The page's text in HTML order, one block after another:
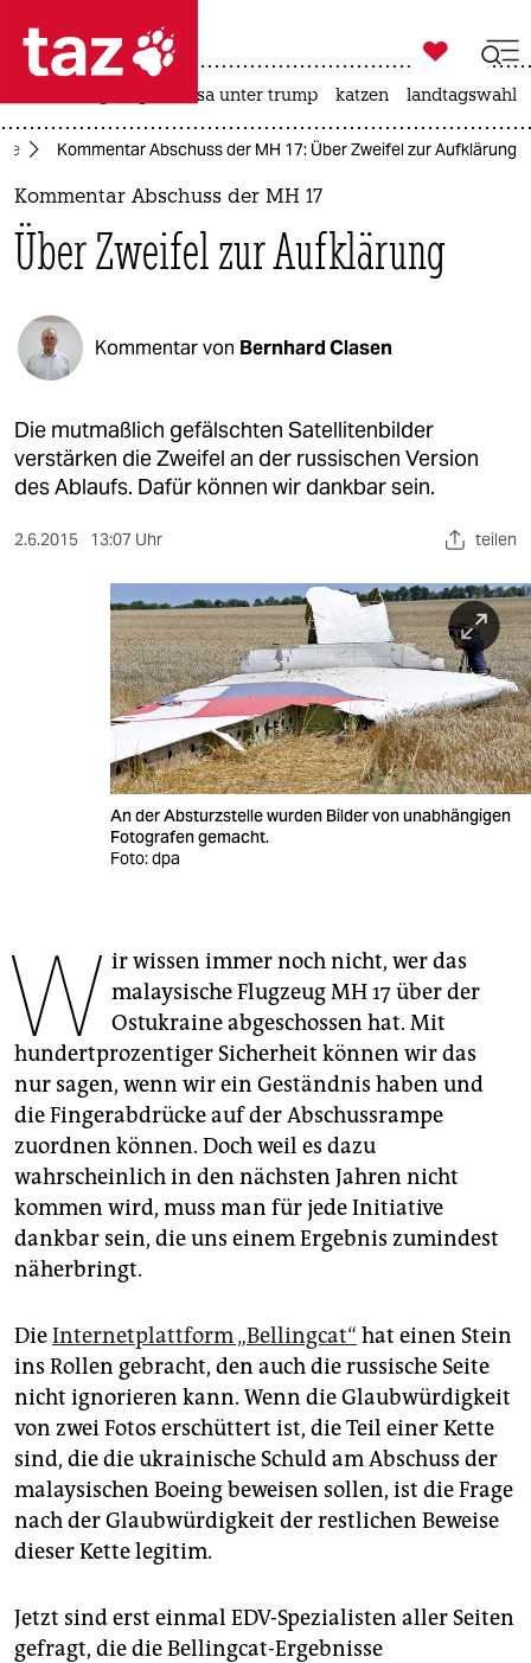
 taz zahl ich
taz zahl ich
themen
politik
öko
gesellschaft
kultur
sport
berlin
wahrheit
veranstaltungen
abo
genossenschaft
epaper login

taz zahl ich
usa unter trump katzen landtagswahl
Kommentar Abschuss der MH 17: Über Zweifel zur Aufklärung
Kommentar Abschuss der MH 17
Über Zweifel zur Aufklärung
Kommentar von Bernhard Clasen
Die mutmaßlich gefälschten Satellitenbilder
verstärken die Zweifel an der russischen Version
des Ablaufs. Dafür können wir dankbar sein.
2.6.2015 13:07 Uhr teilen
An der Absturzstelle wurden Bilder von unabhängigen
Fotografen gemacht.
Foto: dpa
W ir wissen immer noch nicht, wer das
malaysische Flugzeug MH 17 über der
Ostukraine abgeschossen hat. Mit
hundertprozentiger Sicherheit können wir das
nur sagen, wenn wir ein Geständnis haben und
die Fingerabdrücke auf der Abschussrampe
zuordnen können. Doch weil es dazu
wahrscheinlich in den nächsten Jahren nicht
kommen wird, muss man für jede Initiative
dankbar sein, die uns einem Ergebnis zumindest
näherbringt.
DieInternetplattform „Bellingcat“ hat einen Stein
ins Rollen gebracht, den auch die russische Seite
nicht ignorieren kann. Wenn die Glaubwürdigkeit
von zwei Fotos erschüttert ist, die Teil einer Kette
sind, die die ukrainische Schuld am Abschuss der
malaysischen Boeing beweisen sollen, ist die Frage
nach der Glaubwürdigkeit der restlichen Beweise
dieser Kette legitim.
Jetzt sind erst einmal EDV-Spezialisten aller Seiten
gefragt, die die Bellingcat-Ergebnisse